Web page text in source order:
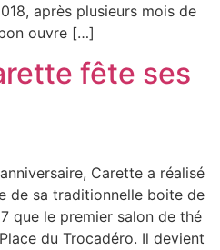
après plusieurs mois de
ouvre […]
fête ses
Carette a réalisé
de sa traditionnelle boite de
que le premier salon de thé
du Trocadéro. Il devient